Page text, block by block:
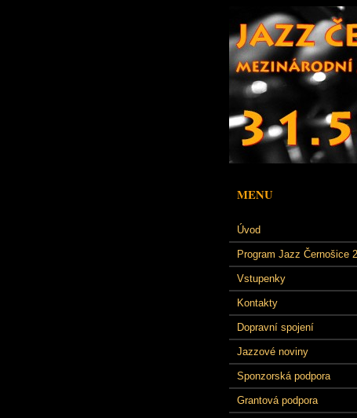
MENU
Úvod
Program Jazz Černošice
Vstupenky
Kontakty
Dopravní spojení
Jazzové noviny
Sponzorská podpora
Grantová podpora